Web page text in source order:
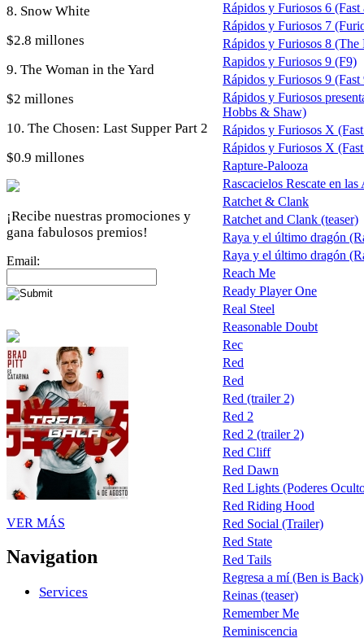
8. Snow White
$2.8 millones
9. The Woman in the Yard
$2 millones
10. The Chosen: Last Supper Part 2
$0.9 millones
¡Recibe nuestras promociones y
gana fabulosos premios!
Email:
VER MÁS
Navigation
Services
Rápidos y Furiosos 6
Rápidos y Furiosos 7
Rápidos y Furiosos 8
Rapidos y Furiosos 9 (F9)
Rápidos y Furiosos 9
Rápidos y Furiosos
Hobbs & Shaw)
Rápidos y Furiosos X
Rápidos y Furiosos X
Rapture-Palooza
Rascacielos Rescate en
Ratchet & Clank
Ratchet and Clank (teaser)
Raya y el último dragón
Raya y el último dragón
Reach Me
Ready Player One
Real Steel
Reasonable Doubt
Rec
Red
Red
Red (trailer 2)
Red 2
Red 2 (trailer 2)
Red Cliff
Red Dawn
Red Lights (Poderes
Red Riding Hood
Red Social (Trailer)
Red State
Red Tails
Regresa a mí (Ben is Back)
Reinas (teaser)
Remember Me
Reminiscencia